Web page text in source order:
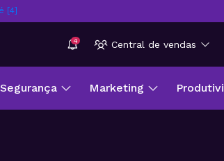
[4]
4 Central de vendas
Segurança Marketing